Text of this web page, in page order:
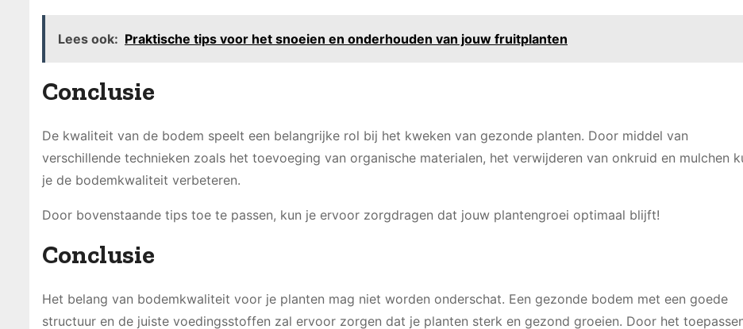
Lees ook: Praktische tips voor het snoeien en onderhouden van jouw fruitplanten
Conclusie
De kwaliteit van de bodem speelt een belangrijke rol bij het kweken van gezonde planten. Door middel van
verschillende technieken zoals het toevoeging van organische materialen, het verwijderen van onkruid en mulchen
je de bodemkwaliteit verbeteren.
Door bovenstaande tips toe te passen, kun je ervoor zorgdragen dat jouw plantengroei optimaal blijft!
Conclusie
Het belang van bodemkwaliteit voor je planten mag niet worden onderschat. Een gezonde bodem met een goede
structuur en de juiste voedingsstoffen zal ervoor zorgen dat je planten sterk en gezond groeien. Door het